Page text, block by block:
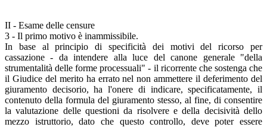
II - Esame delle censure
3 - Il primo motivo è inammissibile.
In base al principio di specificità dei motivi del ricorso per
cassazione - da intendere alla luce del canone generale "della
strumentalità delle forme processuali" - il ricorrente che sostenga che
il Giudice del merito ha errato nel non ammettere il deferimento del
giuramento decisorio, ha l'onere di indicare, specificatamente, il
contenuto della formula del giuramento stesso, al fine, di consentire
la valutazione delle questioni da risolvere e della decisività dello
mezzo istruttorio, dato che questo controllo, deve poter essere